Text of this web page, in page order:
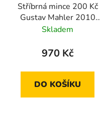
Stříbrná mince 200 Kč
Gustav Mahler 2010
standard
Skladem
970 Kč
DO KOŠÍKU